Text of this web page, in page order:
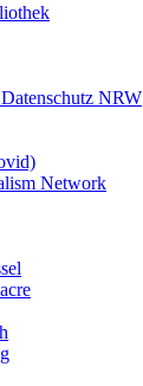
NRW
Network